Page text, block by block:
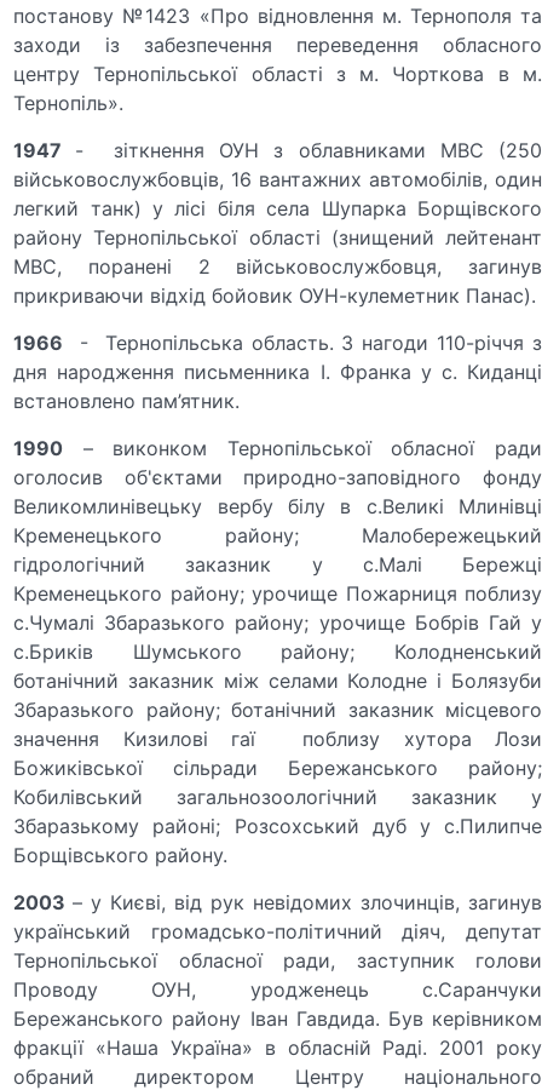
постанову №1423 «Про відновлення м. Тернополя та
заходи із забезпечення переведення обласного
центру Тернопільської області з м. Чорткова в м.
Тернопіль».
1947
- зіткнення ОУН з облавниками МВС (250
військовослужбовців, 16 вантажних автомобілів, один
легкий танк) у лісі біля села Шупарка Борщівского
району Тернопільської області (знищений лейтенант
МВС, поранені 2 військовослужбовця, загинув
прикриваючи відхід бойовик ОУН-кулеметник Панас).
1966 - Тернопільська область. З нагоди 110-річчя з
дня народження письменника І. Франка у с. Киданці
встановлено пам’ятник.
1990 – виконком Тернопільської обласної ради
оголосив об'єктами природно-заповідного фонду
Великомлинівецьку вербу білу в с.Великі Млинівці
Кременецького району; Малобережецький
гідрологічний заказник у с.Малі Бережці
Кременецького району; урочище Пожарниця поблизу
с.Чумалі Збаразького району; урочище Бобрів Гай у
с.Бриків Шумського району; Колодненський
ботанічний заказник між селами Колодне і Болязуби
Збаразького району; ботанічний заказник місцевого
значення Кизилові гаї поблизу хутора Лози
Божиківської сільради Бережанського району;
Кобилівський загальнозоологічний заказник у
Збаразькому районі; Розсохський дуб у с.Пилипче
Борщівського району.
2003– у Києві, від рук невідомих злочинців, загинув
український громадсько-політичний діяч, депутат
Тернопільської обласної ради, заступник голови
Проводу ОУН, уродженець с.Саранчуки
Бережанського району Іван Гавдида. Був керівником
фракції «Наша Україна» в обласній Раді. 2001 року
обраний директором Центру національного